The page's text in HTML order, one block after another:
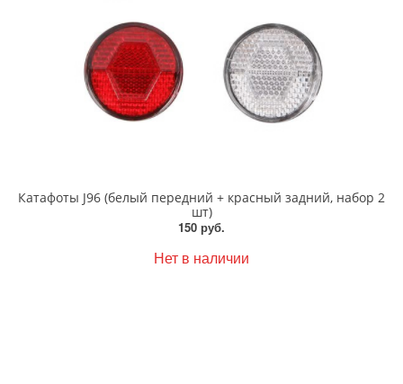
Катафоты J96 (белый передний + красный задний, набор 2
шт)
150 руб.
Нет в наличии